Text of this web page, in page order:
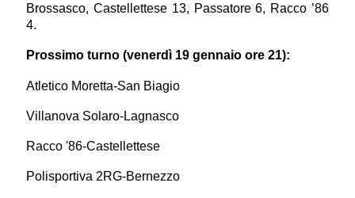
Brossasco, Castellettese 13, Passatore 6, Racco ’86
4.
Prossimo turno (venerdì 19 gennaio ore 21):
Atletico Moretta-San Biagio
Villanova Solaro-Lagnasco
Racco '86-Castellettese
Polisportiva 2RG-Bernezzo